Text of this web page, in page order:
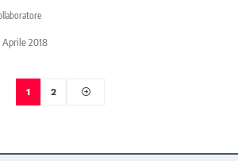
Aprile 2018
1 2